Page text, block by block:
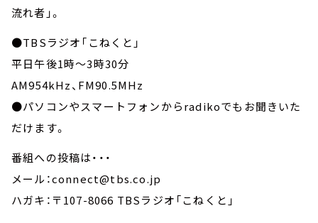
流れ者」。
●TBSラジオ「こねくと」
平日午後1時～3時30分
AM954kHz、FM90.5MHz
●パソコンやスマートフォンからradikoでもお聞きいた
だけます。
番組への投稿は・・・
メール：connect@tbs.co.jp
ハガキ：〒107-8066 TBSラジオ「こねくと」